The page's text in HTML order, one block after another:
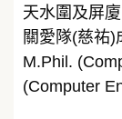
天水圍及屏
關愛隊(慈祐)
M.Phil.
(Computer